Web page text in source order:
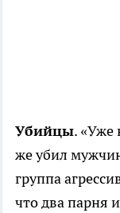
Убийцы. «Уже
же убил
группа
что два парня